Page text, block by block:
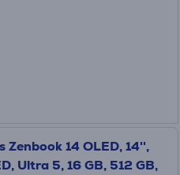
Zenbook 14 OLED, 14'',
Ultra 5, 16 GB, 512 GB,